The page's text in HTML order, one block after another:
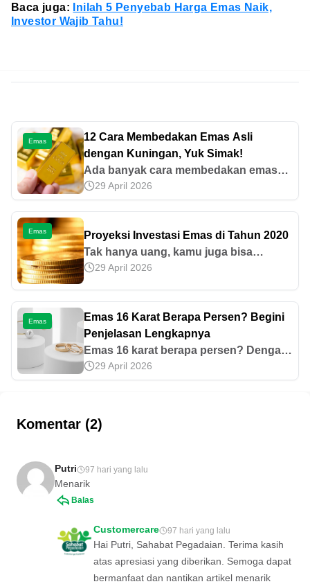
Baca juga:
Inilah 5 Penyebab Harga Emas Naik,
Investor Wajib Tahu!
Emas
12 Cara Membedakan Emas Asli
dengan Kuningan, Yuk Simak!
Ada banyak cara membedakan emas
asli dengan kuningan, seperti
memperhatikan kilauan hingga
selengkapnya di sini!
29 April 2026
Emas
Proyeksi Investasi Emas di Tahun 2020
Tak hanya uang, kamu juga bisa
menabung emas di Pegadaian.
menabung emas? Simak ulasannya di
sini.
29 April 2026
Emas
Emas 16 Karat Berapa Persen? Begini
Penjelasan Lengkapnya
Emas 16 karat berapa persen? Dengan
menggunakan rumus tertentu, kamu
bisa mengetahui jawabannya. Yuk,
29 April 2026
Komentar (2)
Putri 97 hari yang lalu
Menarik
Balas
Customercare 97 hari yang lalu
Hai Putri, Sahabat Pegadaian. Terima kasih
atas apresiasi yang diberikan. Semoga dapat
bermanfaat dan nantikan artikel menarik